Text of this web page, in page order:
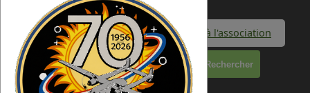
Faire un don à l'association
Rechercher